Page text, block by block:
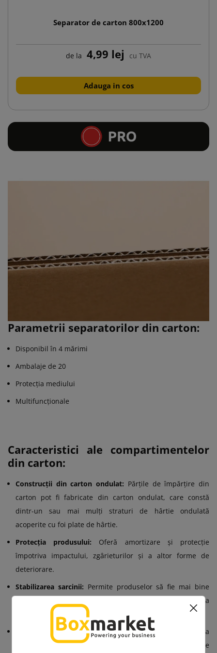
Separator de carton 800x1200
de la 4,99 lej cu TVA
Adauga in cos
Parametrii separatorilor din carton:
Disponibil în 4 mărimi
Ambalaje de 20
Protecția mediului
Multifuncționale
Caracteristici ale compartimentelor
din carton:
Construcții din carton ondulat: Părțile de împărțire din
carton pot fi fabricate din carton ondulat, care constă
dintr-un sau mai mulți straturi de hârtie ondulată
acoperite cu foi plate de hârtie.
Protecția produsului: Oferă amortizare și protecție
împotriva impactului, zgârieturilor și a altor forme de
deteriorare.
Stabilizarea sarcinii: Permite produselor să fie mai bine
fixate pe paletă, prevenind deplasarea și răsturnarea
mărfurilor.
Separarea straturilor:Interleavele din carton sunt adesea
utilizate pentru a separa straturile individuale de produse